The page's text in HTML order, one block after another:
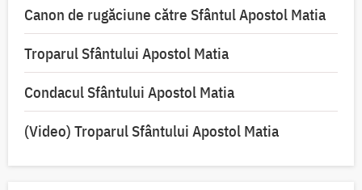
Canon de rugăciune către Sfântul Apostol Matia
Troparul Sfântului Apostol Matia
Condacul Sfântului Apostol Matia
(Video) Troparul Sfântului Apostol Matia